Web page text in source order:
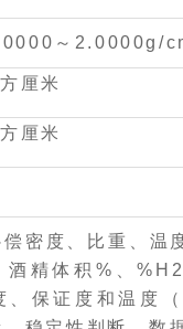
～2.0000g/
厘米
厘米
密度、比重、温
酒精体积%、
、保证度和温度